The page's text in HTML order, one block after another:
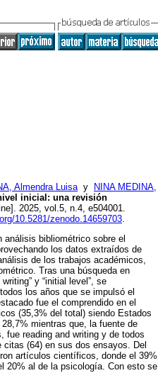
Almendra Luisay
NINA MEDINA,
inicial: una revisión
2025, vol.5, n.4, e504001.
10.5281/zenodo.14659703.
bibliométrico sobre el
los datos extraídos de
de los trabajos académicos,
Tras una búsqueda en
y “initial level”, se
los años que se impulsó el
fue el comprendido en el
(35,3% del total) siendo Estados
mientras que, la fuente de
fue reading and writing y de todos
(64) en sus dos ensayos. Del
artículos científicos, donde el 39%
20% al de la psicología. Con esto se